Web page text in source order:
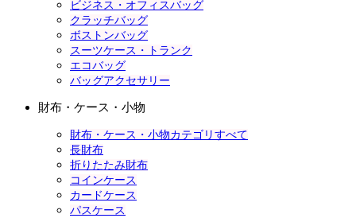
ビジネス・オフィスバッグ
クラッチバッグ
ボストンバッグ
スーツケース・トランク
エコバッグ
バッグアクセサリー
財布・ケース・小物
財布・ケース・小物カテゴリすべて
長財布
折りたたみ財布
コインケース
カードケース
パスケース